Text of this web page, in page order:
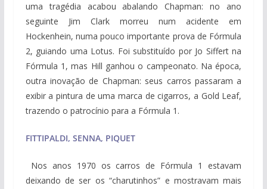
uma tragédia acabou abalando Chapman: no ano
seguinte Jim Clark morreu num acidente em
Hockenhein, numa pouco importante prova de Fórmula
2, guiando uma Lotus. Foi substituído por Jo Siffert na
Fórmula 1, mas Hill ganhou o campeonato. Na época,
outra inovação de Chapman: seus carros passaram a
exibir a pintura de uma marca de cigarros, a Gold Leaf,
trazendo o patrocínio para a Fórmula 1.
FITTIPALDI, SENNA, PIQUET
Nos anos 1970 os carros de Fórmula 1 estavam
deixando de ser os “charutinhos” e mostravam mais